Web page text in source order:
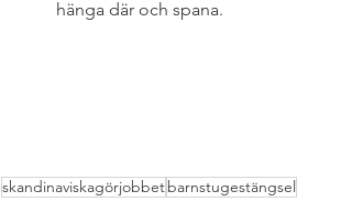
hänga där och spana.
skandinaviskagörjobbetbarnstugestängsel